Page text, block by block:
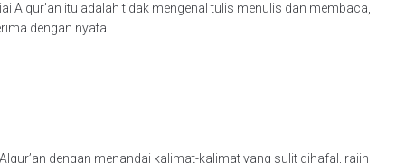
Alqur’an itu adalah tidak mengenal tulis menulis dan membaca,
dengan nyata.
dengan menandai kalimat-kalimat yang sulit dihafal, rajin